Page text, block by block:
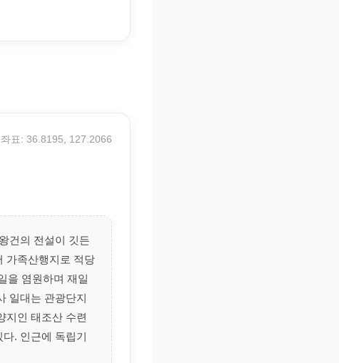
좌표: 36.8195, 127.2066
건의 전설이 깃든
가족산행지로 적당
을 염원하며 재일
일대는 관광단지
지인 태조산 수련
. 인근에 독립기